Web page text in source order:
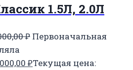
1.5Л, 2.0Л
₽ Первоначальная
₽Текущая цена: